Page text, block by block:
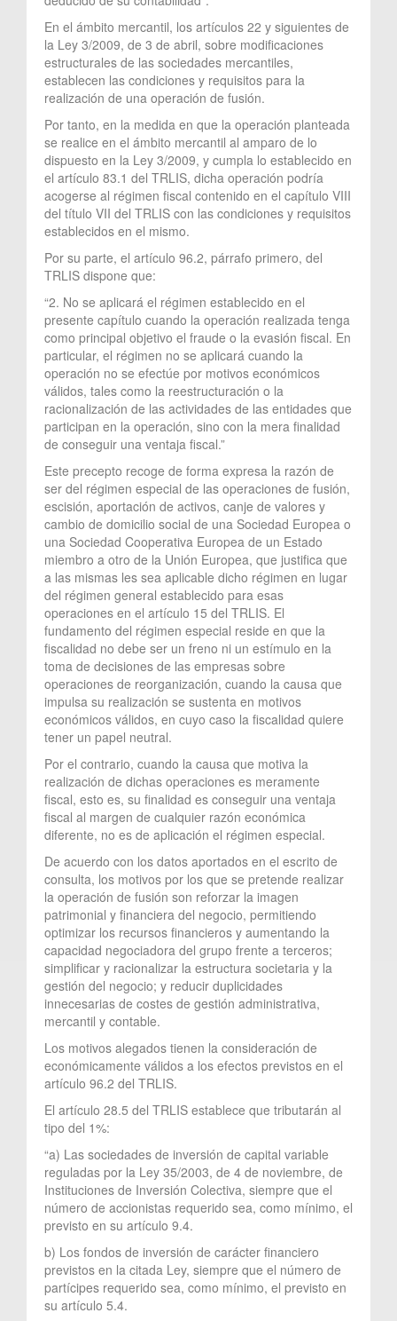
En el ámbito mercantil, los artículos 22 y siguientes de
la Ley 3/2009, de 3 de abril, sobre modificaciones
estructurales de las sociedades mercantiles,
establecen las condiciones y requisitos para la
realización de una operación de fusión.
Por tanto, en la medida en que la operación planteada
se realice en el ámbito mercantil al amparo de lo
dispuesto en la Ley 3/2009, y cumpla lo establecido en
el artículo 83.1 del TRLIS, dicha operación podría
acogerse al régimen fiscal contenido en el capítulo VIII
del título VII del TRLIS con las condiciones y requisitos
establecidos en el mismo.
Por su parte, el artículo 96.2, párrafo primero, del
TRLIS dispone que:
“2. No se aplicará el régimen establecido en el
presente capítulo cuando la operación realizada tenga
como principal objetivo el fraude o la evasión fiscal. En
particular, el régimen no se aplicará cuando la
operación no se efectúe por motivos económicos
válidos, tales como la reestructuración o la
racionalización de las actividades de las entidades que
participan en la operación, sino con la mera finalidad
de conseguir una ventaja fiscal.”
Este precepto recoge de forma expresa la razón de
ser del régimen especial de las operaciones de fusión,
escisión, aportación de activos, canje de valores y
cambio de domicilio social de una Sociedad Europea o
una Sociedad Cooperativa Europea de un Estado
miembro a otro de la Unión Europea, que justifica que
a las mismas les sea aplicable dicho régimen en lugar
del régimen general establecido para esas
operaciones en el artículo 15 del TRLIS. El
fundamento del régimen especial reside en que la
fiscalidad no debe ser un freno ni un estímulo en la
toma de decisiones de las empresas sobre
operaciones de reorganización, cuando la causa que
impulsa su realización se sustenta en motivos
económicos válidos, en cuyo caso la fiscalidad quiere
tener un papel neutral.
Por el contrario, cuando la causa que motiva la
realización de dichas operaciones es meramente
fiscal, esto es, su finalidad es conseguir una ventaja
fiscal al margen de cualquier razón económica
diferente, no es de aplicación el régimen especial.
De acuerdo con los datos aportados en el escrito de
consulta, los motivos por los que se pretende realizar
la operación de fusión son reforzar la imagen
patrimonial y financiera del negocio, permitiendo
optimizar los recursos financieros y aumentando la
capacidad negociadora del grupo frente a terceros;
simplificar y racionalizar la estructura societaria y la
gestión del negocio; y reducir duplicidades
innecesarias de costes de gestión administrativa,
mercantil y contable.
Los motivos alegados tienen la consideración de
económicamente válidos a los efectos previstos en el
artículo 96.2 del TRLIS.
El artículo 28.5 del TRLIS establece que tributarán al
tipo del 1%:
“a) Las sociedades de inversión de capital variable
reguladas por la Ley 35/2003, de 4 de noviembre, de
Instituciones de Inversión Colectiva, siempre que el
número de accionistas requerido sea, como mínimo, el
previsto en su artículo 9.4.
b) Los fondos de inversión de carácter financiero
previstos en la citada Ley, siempre que el número de
partícipes requerido sea, como mínimo, el previsto en
su artículo 5.4.